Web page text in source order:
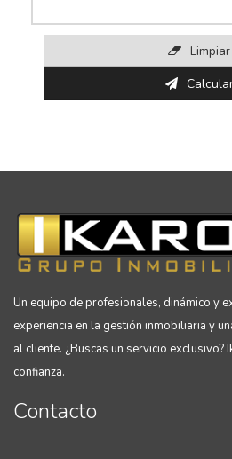
Limpiar
Un equipo de profesionales, dinámico y
experiencia en la gestión inmobiliaria y
al cliente. ¿Buscas un servicio exclusivo?
confianza.
Contacto